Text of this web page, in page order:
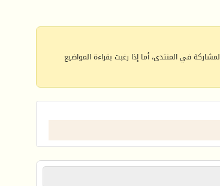
في المنتدى، أما إذا رغبت بقراءة المواضيع